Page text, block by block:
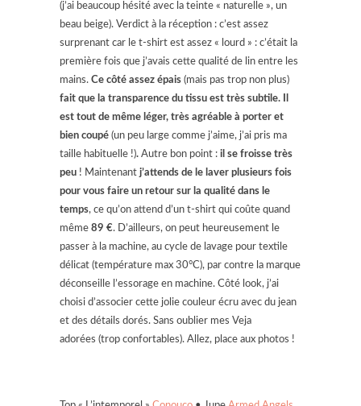
(j’ai beaucoup hésité avec la teinte « naturelle », un
beau beige). Verdict à la réception : c’est assez
surprenant car le t-shirt est assez « lourd » : c’était la
première fois que j’avais cette qualité de lin entre les
mains. Ce côté assez épais (mais pas trop non plus)
fait que la transparence du tissu est très subtile. Il
est tout de même léger, très agréable à porter et
bien coupé (un peu large comme j’aime, j’ai pris ma
taille habituelle !). Autre bon point : il se froisse très
peu ! Maintenant j’attends de le laver plusieurs fois
pour vous faire un retour sur la qualité dans le
temps, ce qu’on attend d’un t-shirt qui coûte quand
même 89 €. D’ailleurs, on peut heureusement le
passer à la machine, au cycle de lavage pour textile
délicat (température max 30°C), par contre la marque
déconseille l’essorage en machine. Côté look, j’ai
choisi d’associer cette jolie couleur écru avec du jean
et des détails dorés. Sans oublier mes Veja
adorées (trop confortables). Allez, place aux photos !